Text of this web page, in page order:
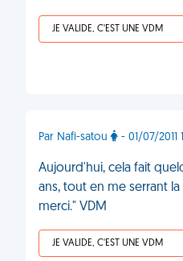
JE VALIDE, C'EST UNE VDM
Par Nafi-satou - 01/07/2011
Aujourd'hui, cela fait
ans, tout en me serrant
merci." VDM
JE VALIDE, C'EST UNE VDM